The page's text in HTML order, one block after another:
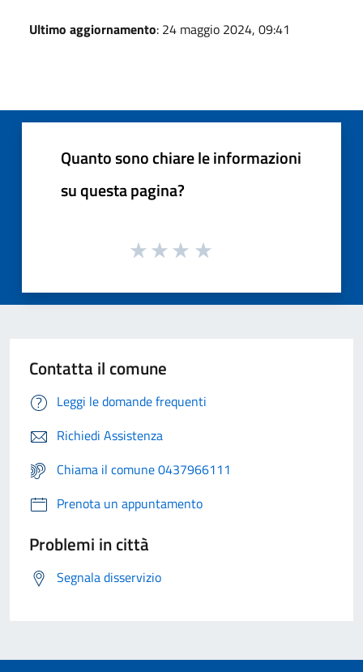
Ultimo aggiornamento: 24 maggio 2024, 09:41
Quanto sono chiare le informazioni
su questa pagina?
Contatta il comune
Leggi le domande frequenti
Richiedi Assistenza
Chiama il comune 0437966111
Prenota un appuntamento
Problemi in città
Segnala disservizio